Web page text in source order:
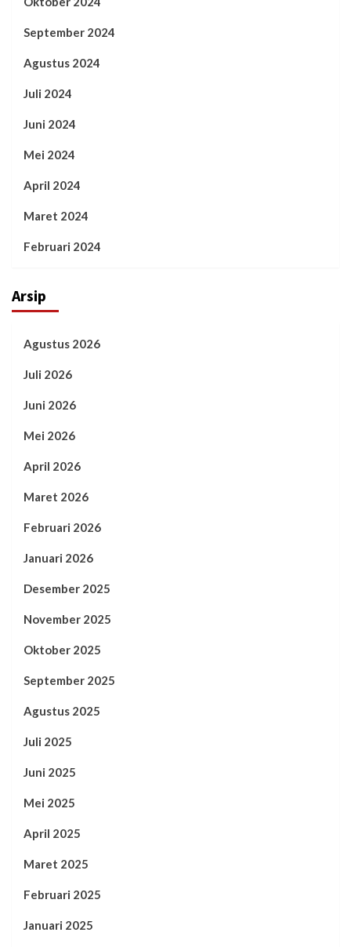
September 2024
Agustus 2024
Juli 2024
Juni 2024
Mei 2024
April 2024
Maret 2024
Februari 2024
Arsip
Agustus 2026
Juli 2026
Juni 2026
Mei 2026
April 2026
Maret 2026
Februari 2026
Januari 2026
Desember 2025
November 2025
Oktober 2025
September 2025
Agustus 2025
Juli 2025
Juni 2025
Mei 2025
April 2025
Maret 2025
Februari 2025
Januari 2025